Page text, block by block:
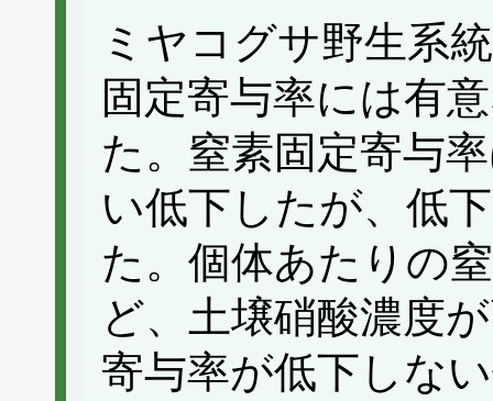
ミヤコグサ野生系
固定寄与率には有
た。窒素固定寄与
い低下したが、低
た。個体あたりの
ど、土壌硝酸濃度
寄与率が低下しな